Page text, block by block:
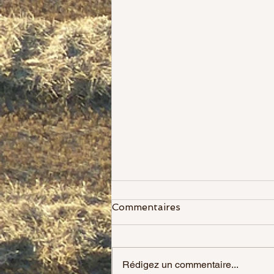
Commentaires
Rédigez un commentaire...